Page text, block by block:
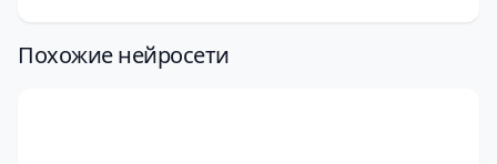
Похожие нейросети